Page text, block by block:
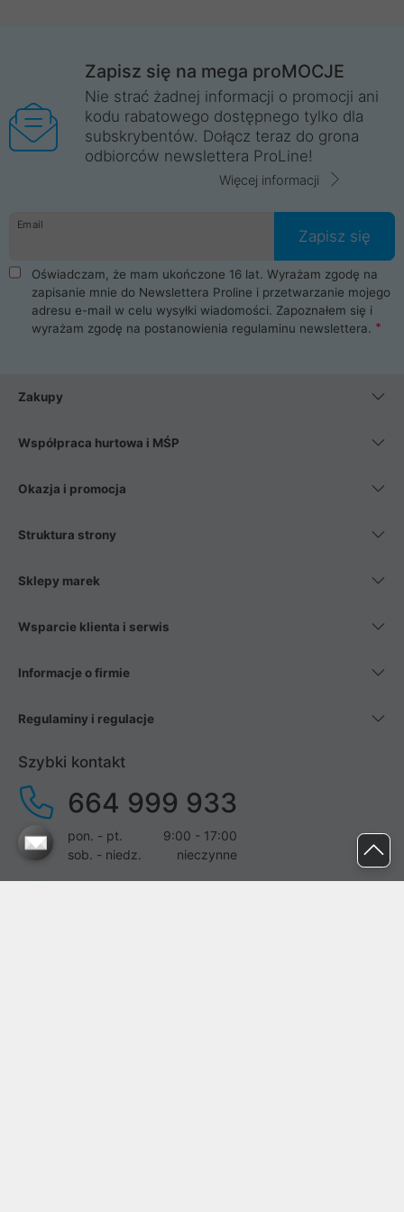
Zapisz się na mega proMOCJE
Nie strać żadnej informacji o promocji ani
kodu rabatowego dostępnego tylko dla
subskrybentów. Dołącz teraz do grona
odbiorców newslettera ProLine!
Więcej informacji
Email
Zapisz się
Oświadczam, że mam ukończone 16 lat. Wyrażam zgodę na
zapisanie mnie do Newslettera Proline i przetwarzanie mojego
adresu e-mail w celu wysyłki wiadomości. Zapoznałem się i
wyrażam zgodę na postanowienia regulaminu newslettera.
Zakupy
Współpraca hurtowa i MŚP
Okazja i promocja
Struktura strony
Sklepy marek
Wsparcie klienta i serwis
Informacje o firmie
Regulaminy i regulacje
Szybki kontakt
664 999 933
pon. - pt.
9:00 - 17:00
sob. - niedz.
nieczynne